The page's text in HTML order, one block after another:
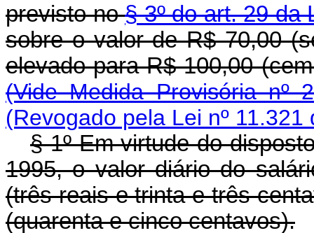
previsto no§ 3º do art. 29 da
sobre o valor de R$ 70,00
elevado para R$ 100,00
(Vide Medida Provisória nº
(Revogado pela Lei nº 11.321
§ 1º Em virtude do
1995, o valor diário do
(três reais e trinta e três
(quarenta e cinco centavos).